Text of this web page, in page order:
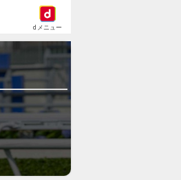
dメニュー